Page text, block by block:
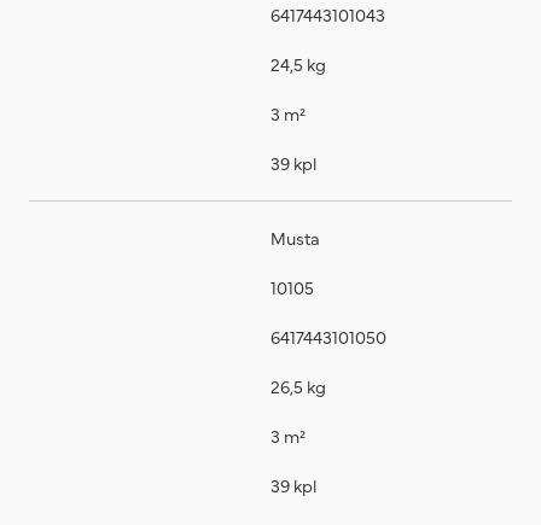
6417443101043
24,5 kg
3 m²
39 kpl
Musta
10105
6417443101050
26,5 kg
3 m²
39 kpl